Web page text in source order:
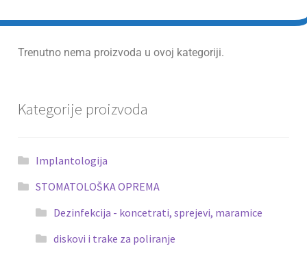
Trenutno nema proizvoda u ovoj kategoriji.
Kategorije proizvoda
Implantologija
STOMATOLOŠKA OPREMA
Dezinfekcija - koncetrati, sprejevi, maramice
diskovi i trake za poliranje